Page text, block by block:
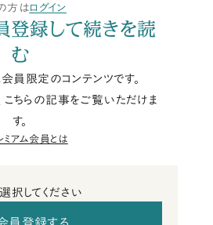
方はログイン
登録して続きを読
む
会員限定のコンテンツです。
こちらの記事をご覧いただけま
す。
ミアム会員とは
択してください